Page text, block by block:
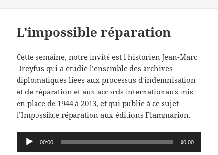
L’impossible réparation
Cette semaine, notre invité est l’historien Jean-Marc
Dreyfus qui a étudié l’ensemble des archives
diplomatiques liées aux processus d’indemnisation
et de réparation et aux accords internationaux mis
en place de 1944 à 2013, et qui publie à ce sujet
l’Impossible réparation aux éditions Flammarion.
Lecteur
audio
00:00 00:00